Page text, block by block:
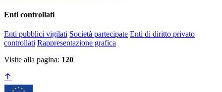
Enti controllati
Enti pubblici vigilati Società partecipate Enti di diritto privato
controllati Rappresentazione grafica
Visite alla pagina: 120